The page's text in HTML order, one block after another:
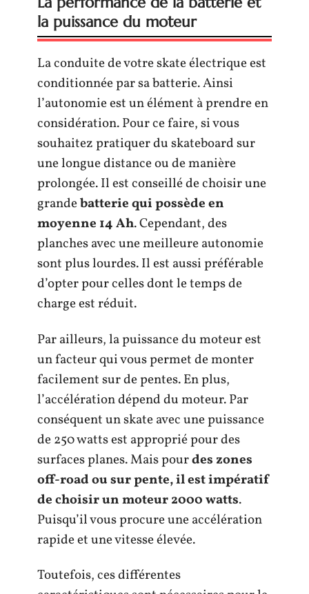
la puissance du moteur
La conduite de votre skate électrique est
conditionnée par sa batterie. Ainsi
l’autonomie est un élément à prendre en
considération. Pour ce faire, si vous
souhaitez pratiquer du skateboard sur
une longue distance ou de manière
prolongée. Il est conseillé de choisir une
grandebatterie qui possède en
moyenne 14 Ah. Cependant, des
planches avec une meilleure autonomie
sont plus lourdes. Il est aussi préférable
d’opter pour celles dont le temps de
charge est réduit.
Par ailleurs, la puissance du moteur est
un facteur qui vous permet de monter
facilement sur de pentes. En plus,
l’accélération dépend du moteur. Par
conséquent un skate avec une puissance
de 250 watts est approprié pour des
surfaces planes. Mais pourdes zones
off-road ou sur pente, il est impératif
de choisir un moteur 2000 watts.
Puisqu’il vous procure une accélération
rapide et une vitesse élevée.
Toutefois, ces différentes